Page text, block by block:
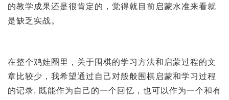
的教学成果还是很肯定的，觉得就目前启蒙水准来看就
是缺乏实战。
在整个鸡娃圈里，关于围棋的学习方法和启蒙过程的文
章比较少，我希望通过自己对般般围棋启蒙和学习过程
的记录, 既能作为自己的一个回忆，也可以作为一个和有